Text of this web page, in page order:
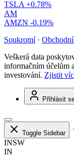
TSLA +0.78%
AM
AMZN -0.19%
Soukromí ·
Veškerá data
informačním účelům
investování. Zjistit
Přihlásit
Toggle Sidebar
INSW
IN